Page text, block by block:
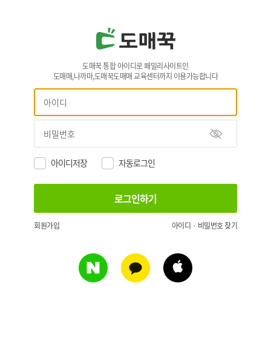
도매꾹 통합 아이디로 패밀리사이트인
도매매,나까마,도매꾹도매매 교육센터까지 이용가능합니다
아이디저장 자동로그인
회원가입 아이디 · 비밀번호 찾기